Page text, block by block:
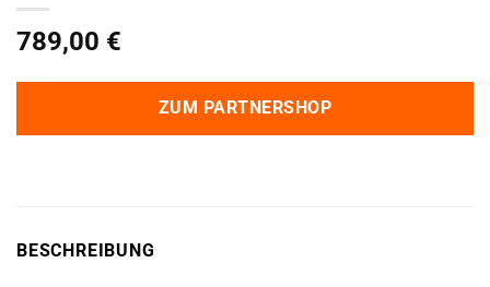
789,00 €
ZUM PARTNERSHOP
BESCHREIBUNG